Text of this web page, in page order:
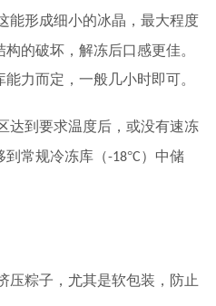
能形成细小的冰晶，最大程度
的破坏，解冻后口感更佳。
力而定，一般几小时即可。
达到要求温度后，或没有速冻
到常规冷冻库（-18°C）中储
压粽子，尤其是软包装，防止